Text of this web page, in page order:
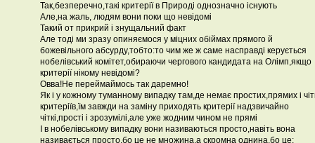
Так,безперечно,такі критерії в Природі однозначно існують
Але,на жаль, людям вони поки що невідомі
Такий от прикрий і знущальний факт
Але тоді ми зразу опиняємося у міцних обіймах прямого й
божевільного абсурду,тобто:то чим же ж саме насправді керується
нобелівський комітет,обираючи чергового кандидата на Олімп,якщо
критерії нікому невідомі?
Овва!Не переймаймось так даремно!
Як і у кожному туманному випадку там,де немає простих,прямих і
критеріїв,їм завжди на заміну приходять критерії надзвичайно
чіткі,прості і зрозумілі,але уже жодним чином не прямі
І в нобелівському випадку вони називаються просто,навіть вона
називається просто,бо це не множина,а скромна однина,бо це: